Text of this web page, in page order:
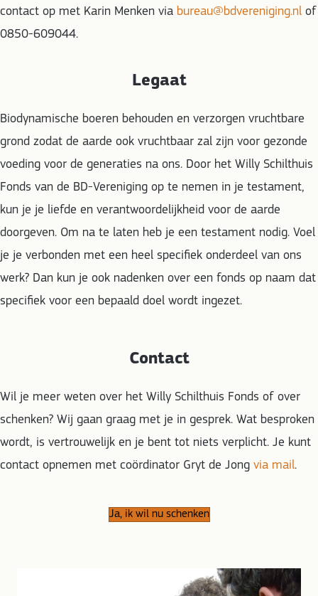
contact op met Karin Menken via bureau@bdvereniging.nl of
0850-609044.
Legaat
Biodynamische boeren behouden en verzorgen vruchtbare
grond zodat de aarde ook vruchtbaar zal zijn voor gezonde
voeding voor de generaties na ons. Door het Willy Schilthuis
Fonds van de BD-Vereniging op te nemen in je testament,
kun je je liefde en verantwoordelijkheid voor de aarde
doorgeven. Om na te laten heb je een testament nodig. Voel
je je verbonden met een heel specifiek onderdeel van ons
werk? Dan kun je ook nadenken over een fonds op naam dat
specifiek voor een bepaald doel wordt ingezet.
Contact
Wil je meer weten over het Willy Schilthuis Fonds of over
schenken? Wij gaan graag met je in gesprek. Wat besproken
wordt, is vertrouwelijk en je bent tot niets verplicht. Je kunt
contact opnemen met coördinator Gryt de Jong via mail.
Ja, ik wil nu schenken